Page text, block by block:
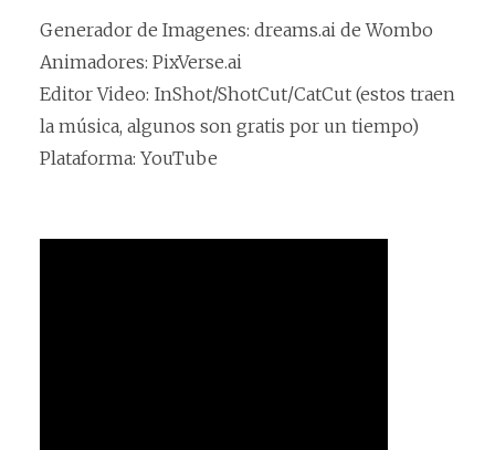
Generador de Imagenes: dreams.ai de Wombo
Animadores: PixVerse.ai
Editor Video: InShot/ShotCut/CatCut (estos traen
la música, algunos son gratis por un tiempo)
Plataforma: YouTube